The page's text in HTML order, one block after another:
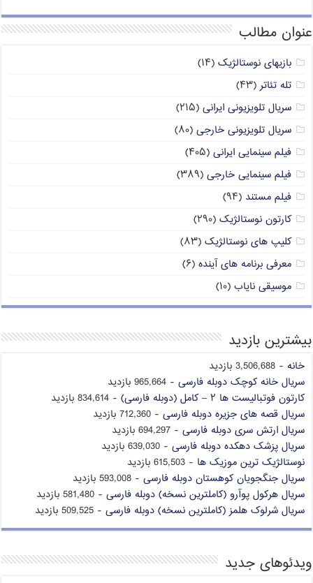
عنوان مطالب
بازیهای نوستالژیک (۱۴)
تله تئاتر (۴۳)
سریال تلویزیونی ایرانی (۲۱۵)
سریال تلویزیونی خارجی (۸۰)
فیلم سینمایی ایرانی (۴۰۵)
فیلم سینمایی خارجی (۳۸۹)
فیلم مستند (۹۴)
کارتون نوستالژیک (۲۹۰)
کلیپ های نوستالژیک (۸۳)
معرفی برنامه های آینده (۶)
موسیقی نایاب (۱۰)
بیشترین بازدید
خانه - 3,506,688 بازدید
سریال خانه کوچک دوبله فارسی - 965,664 بازدید
کارتون فوتبالیست ها ۲ – کامل (دوبله فارسی)
- 834,614 بازدید
سریال قصه های جزیره دوبله فارسی - 712,360 بازدید
سریال ارتش سری دوبله فارسی - 694,297 بازدید
سریال پزشک دهکده دوبله فارسی - 639,030 بازدید
نوستالژیک ترین موزیک ها - 615,503 بازدید
سریال جنگجویان کوهستان دوبله فارسی - 593,008 بازدید
سریال هرکول پوآرو (کاملترین نسخه) دوبله فارسی - 581,480 بازدید
سریال شرلوک هلمز (کاملترین نسخه) دوبله فارسی - 509,525 بازدید
ویدئوهای جدید